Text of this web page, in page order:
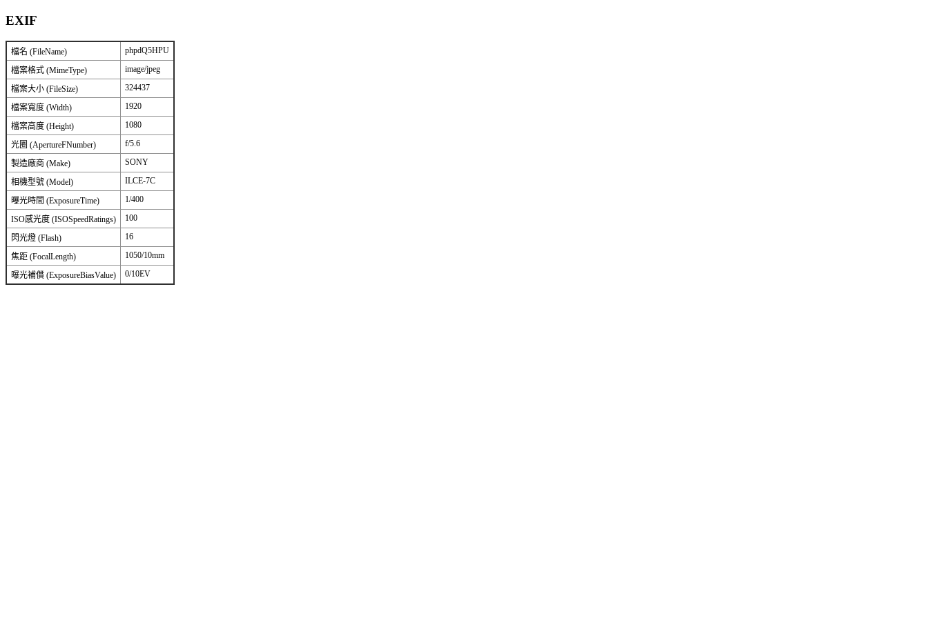
EXIF
檔名 (FileName) phpdQ5HPU
檔案格式 (MimeType) image/jpeg
檔案大小 (FileSize) 324437
檔案寬度 (Width) 1920
檔案高度 (Height) 1080
光圈 (ApertureFNumber) f/5.6
製造廠商 (Make) SONY
相機型號 (Model) ILCE-7C
曝光時間 (ExposureTime) 1/400
ISO感光度 (ISOSpeedRatings) 100
閃光燈 (Flash) 16
焦距 (FocalLength) 1050/10mm
曝光補償 (ExposureBiasValue) 0/10EV